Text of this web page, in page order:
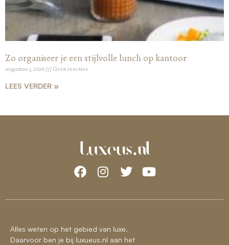
Zo organiseer je een stijlvolle lunch op kantoor
augustus 3, 2026 Geen reacties
LEES VERDER »
Alles weten op het gebied van luxe.
Daarvoor ben je bij luxueus.nl aan het